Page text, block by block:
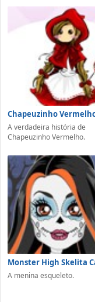
A verdadeira história de
Chapeuzinho Vermelho.
A menina esqueleto.